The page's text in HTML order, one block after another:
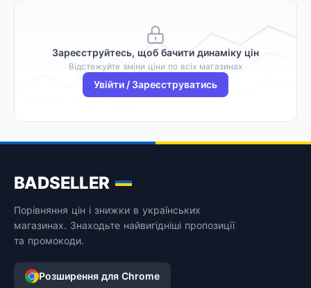
Зареєструйтесь, щоб бачити динаміку цін
Відстежуйте зміни ціни по всіх магазинах
Увійти / Зареєструватись
BADSELLER
Порівняння цін і знижки в українських
магазинах. Знаходьте найвигідніші пропозиції
та промокоди.
Розширення для Chrome